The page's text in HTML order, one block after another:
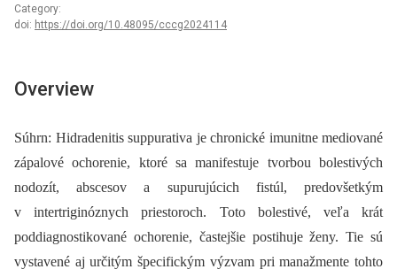
Category:
doi: https://doi.org/10.48095/cccg2024114
Overview
Súhrn: Hidradenitis suppurativa je chronické imunitne mediované
zápalové ochorenie, ktoré sa manifestuje tvorbou bolestivých
nodozít, abscesov a supurujúcich fistúl, predovšetkým
v intertriginóznych priestoroch. Toto bolestivé, veľa krát
poddiagnostikované ochorenie, častejšie postihuje ženy. Tie sú
vystavené aj určitým špecifickým výzvam pri manažmente tohto